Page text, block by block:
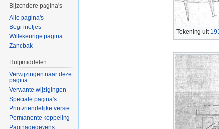
Tekening uit
Bijzondere pagina's
Alle pagina's
Beginnetjes
Willekeurige pagina
Zandbak
Hulpmiddelen
Verwijzingen naar deze
pagina
Verwante wijzigingen
Speciale pagina's
Printvriendelijke versie
Permanente koppeling
Paginagegevens